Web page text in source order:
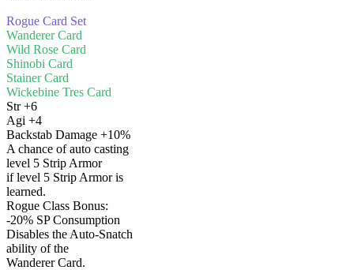
Rogue Card Set
Wanderer Card
Wild Rose Card
Shinobi Card
Stainer Card
Wickebine Tres Card
Str +6
Agi +4
Backstab Damage +10%
A chance of auto casting
level 5 Strip Armor
if level 5 Strip Armor is
learned.
Rogue Class Bonus:
-20% SP Consumption
Disables the Auto-Snatch
ability of the
Wanderer Card.